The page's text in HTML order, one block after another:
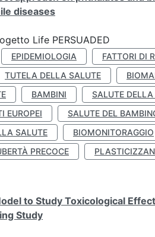
diseases
Life PERSUADED
EPIDEMIOLOGIA FATTORI DI
TUTELA DELLA SALUTE
BAMBINI SALUTE
EUROPEI SALUTE DEL
SALUTE
BIOMONITORAGGIO
PRECOCE
to Study Toxicological
Study